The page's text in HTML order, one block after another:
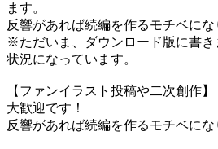
ます。
反響があれば続編を作るモチベにな
※ただいま、ダウンロード版に書
状況になっています。
【ファンイラスト投稿や二次創作】
大歓迎です！
反響があれば続編を作るモチベにな